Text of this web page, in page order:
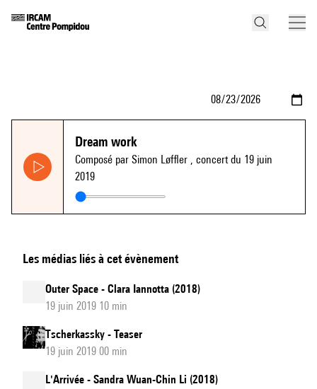
Dream work
Composé par Simon Løffler , concert du 19 juin
2019
Les médias liés à cet évènement
Outer Space - Clara Iannotta (2018)
19 juin 2019 10 min
Tscherkassky - Teaser
19 juin 2019 00 min
L'Arrivée - Sandra Wuan-Chin Li (2018)